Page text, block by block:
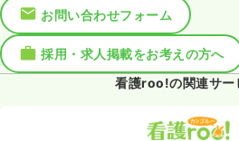
お問い合わせフォーム
採用・求人掲載をお考えの方へ
看護roo!の関連サー